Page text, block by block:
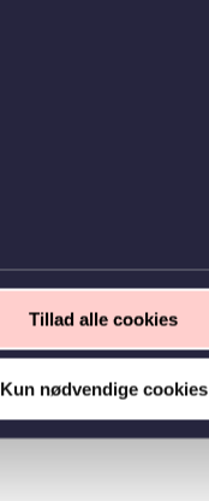
Tillad alle cookies
Kun nødvendige cookies